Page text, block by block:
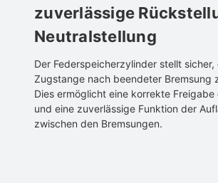
zuverlässige
Neutralstellung
Der Federspeicherzylinder stellt sicher,
Zugstange nach beendeter Bremsung
Dies ermöglicht eine korrekte Freigabe
und eine zuverlässige Funktion der
zwischen den Bremsungen.